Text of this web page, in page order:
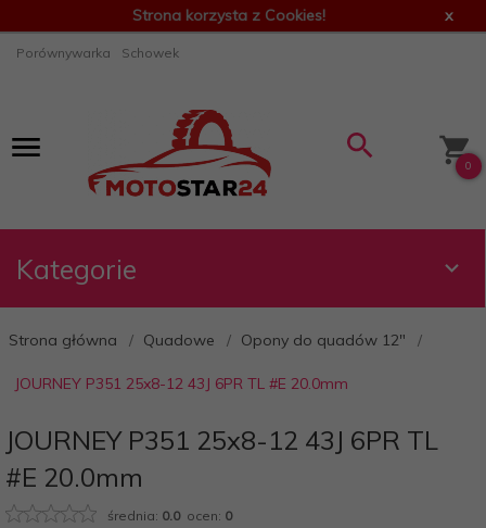
Strona korzysta z Cookies! x
Porównywarka Schowek
0
Kategorie
Strona główna Quadowe Opony do quadów 12"
JOURNEY P351 25x8-12 43J 6PR TL #E 20.0mm
JOURNEY P351 25x8-12 43J 6PR TL
#E 20.0mm
średnia: 0.0ocen: 0